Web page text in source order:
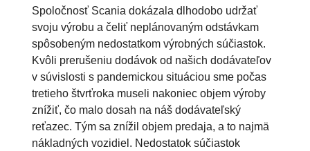
Spoločnosť Scania dokázala dlhodobo udržať
svoju výrobu a čeliť neplánovaným odstávkam
spôsobeným nedostatkom výrobných súčiastok.
Kvôli prerušeniu dodávok od našich dodávateľov
v súvislosti s pandemickou situáciou sme počas
tretieho štvrťroka museli nakoniec objem výroby
znížiť, čo malo dosah na náš dodávateľský
reťazec. Tým sa znížil objem predaja, a to najmä
nákladných vozidiel. Nedostatok súčiastok